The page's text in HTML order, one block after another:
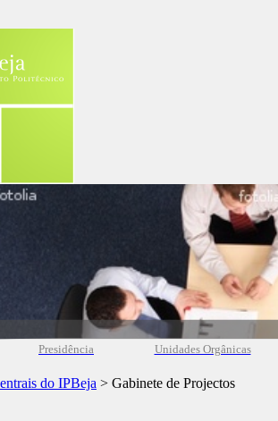
Presidência Unidades Orgânicas
do IPBeja > Gabinete de Projectos